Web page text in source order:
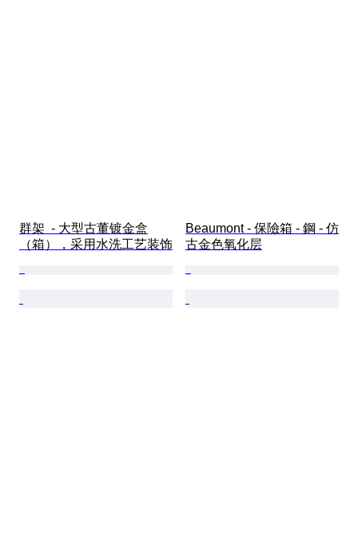
群架  - 大型古董镀金盒
（箱），采用水洗工艺装饰
Beaumont - 保險箱 - 鋼 - 仿
古金色氧化层